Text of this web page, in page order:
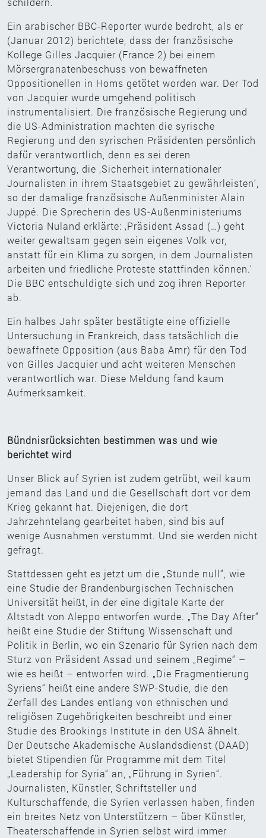
Ein arabischer BBC-Reporter wurde bedroht, als er
(Januar 2012) berichtete, dass der französische
Kollege Gilles Jacquier (France 2) bei einem
Mörsergranatenbeschuss von bewaffneten
Oppositionellen in Homs getötet worden war. Der Tod
von Jacquier wurde umgehend politisch
instrumentalisiert. Die französische Regierung und
die US-Administration machten die syrische
Regierung und den syrischen Präsidenten persönlich
dafür verantwortlich, denn es sei deren
Verantwortung, die ‚Sicherheit internationaler
Journalisten in ihrem Staatsgebiet zu gewährleisten‘,
so der damalige französische Außenminister Alain
Juppé. Die Sprecherin des US-Außenministeriums
Victoria Nuland erklärte: ‚Präsident Assad (…) geht
weiter gewaltsam gegen sein eigenes Volk vor,
anstatt für ein Klima zu sorgen, in dem Journalisten
arbeiten und friedliche Proteste stattfinden können.‘
Die BBC entschuldigte sich und zog ihren Reporter
ab.
Ein halbes Jahr später bestätigte eine offizielle
Untersuchung in Frankreich, dass tatsächlich die
bewaffnete Opposition (aus Baba Amr) für den Tod
von Gilles Jacquier und acht weiteren Menschen
verantwortlich war. Diese Meldung fand kaum
Aufmerksamkeit.
Bündnisrücksichten bestimmen was und wie
berichtet wird
Unser Blick auf Syrien ist zudem getrübt, weil kaum
jemand das Land und die Gesellschaft dort vor dem
Krieg gekannt hat. Diejenigen, die dort
Jahrzehntelang gearbeitet haben, sind bis auf
wenige Ausnahmen verstummt. Und sie werden nicht
gefragt.
Stattdessen geht es jetzt um die „Stunde null“, wie
eine Studie der Brandenburgischen Technischen
Universität heißt, in der eine digitale Karte der
Altstadt von Aleppo entworfen wurde. „The Day After“
heißt eine Studie der Stiftung Wissenschaft und
Politik in Berlin, wo ein Szenario für Syrien nach dem
Sturz von Präsident Assad und seinem „Regime“ –
wie es heißt – entworfen wird. „Die Fragmentierung
Syriens“ heißt eine andere SWP-Studie, die den
Zerfall des Landes entlang von ethnischen und
religiösen Zugehörigkeiten beschreibt und einer
Studie des Brookings Institute in den USA ähnelt.
Der Deutsche Akademische Auslandsdienst (DAAD)
bietet Stipendien für Programme mit dem Titel
„Leadership for Syria“ an, „Führung in Syrien“.
Journalisten, Künstler, Schriftsteller und
Kulturschaffende, die Syrien verlassen haben, finden
ein breites Netz von Unterstützern – über Künstler,
Theaterschaffende in Syrien selbst wird immer